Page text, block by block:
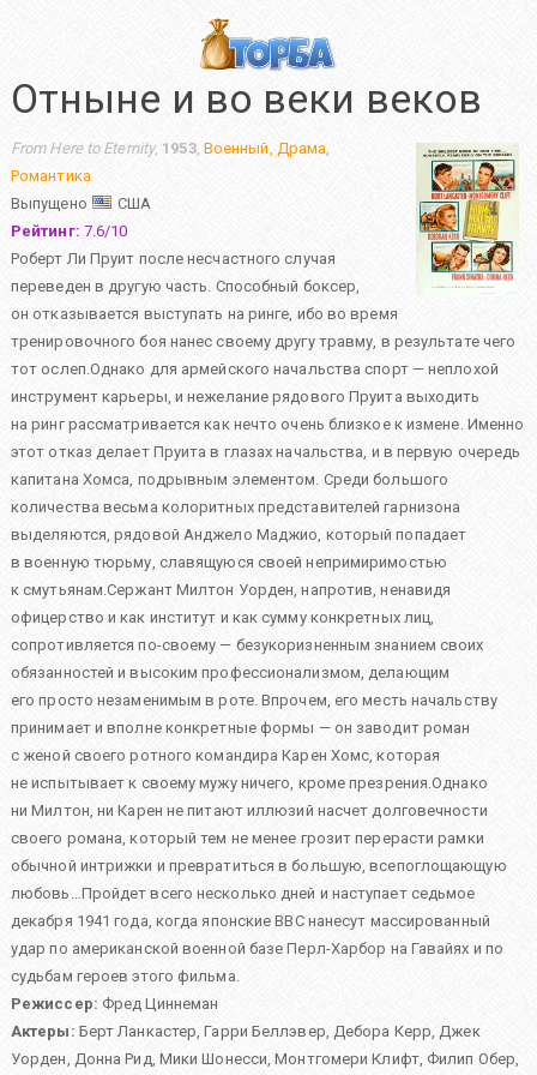
Отныне и во веки веков
From Here to Eternity, 1953, Военный, Драма,
Романтика
Выпущено
США
Рейтинг: 7.6/10
Роберт Ли Пруит после несчастного случая
переведен в другую часть. Способный боксер,
он отказывается выступать на ринге, ибо во время
тренировочного боя нанес своему другу травму, в результате чего
тот ослеп.Однако для армейского начальства спорт — неплохой
инструмент карьеры, и нежелание рядового Пруита выходить
на ринг рассматривается как нечто очень близкое к измене. Именно
этот отказ делает Пруита в глазах начальства, и в первую очередь
капитана Хомса, подрывным элементом. Среди большого
количества весьма колоритных представителей гарнизона
выделяются, рядовой Анджело Маджио, который попадает
в военную тюрьму, славящуюся своей непримиримостью
к смутьянам.Сержант Милтон Уорден, напротив, ненавидя
офицерство и как институт и как сумму конкретных лиц,
сопротивляется по-своему — безукоризненным знанием своих
обязанностей и высоким профессионализмом, делающим
его просто незаменимым в роте. Впрочем, его месть начальству
принимает и вполне конкретные формы — он заводит роман
с женой своего ротного командира Карен Хомс, которая
не испытывает к своему мужу ничего, кроме презрения.Однако
ни Милтон, ни Карен не питают иллюзий насчет долговечности
своего романа, который тем не менее грозит перерасти рамки
обычной интрижки и превратиться в большую, всепоглощающую
любовь…Пройдет всего несколько дней и наступает седьмое
декабря 1941 года, когда японские ВВС нанесут массированный
удар по американской военной базе Перл-Харбор на Гавайях и по
судьбам героев этого фильма.
Режиссер: Фред Циннеман
Актеры: Берт Ланкастер,Гарри Беллэвер, Дебора Керр,Джек
Уорден, Донна Рид, Мики Шонесси,Монтгомери Клифт,Филип Обер,